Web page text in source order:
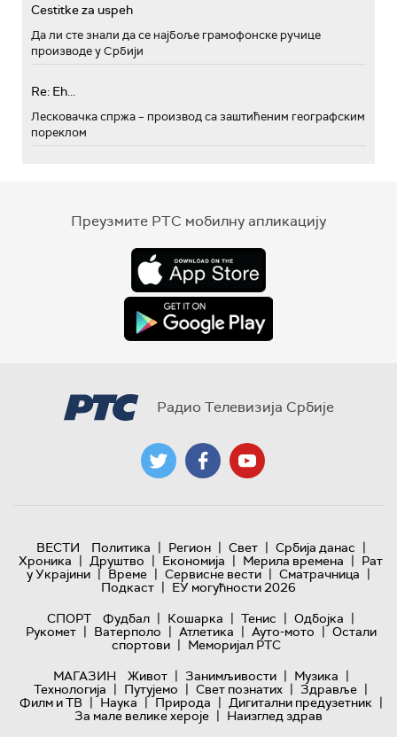
Cestitke za uspeh
Да ли сте знали да се најбоље грамофонске ручице
производе у Србији
Re: Eh...
Лесковачка спржа – производ са заштићеним географским
пореклом
Преузмите РТС мобилну апликацију
Радио Телевизија Србије
ВЕСТИ Политика | Регион | Свет | Србија данас |
Хроника | Друштво | Економија | Мерила времена | Рат
у Украјини | Време | Сервисне вести | Сматрачница |
Подкаст | ЕУ могућности 2026
СПОРТ
Фудбал | Кошарка | Тенис | Одбојка |
Рукомет | Ватерполо | Атлетика | Ауто-мото | Остали
спортови | Меморијал РТС
МАГАЗИН
Живот | Занимљивости | Музика |
Технологијa | Путујемо | Свет познатих | Здравље |
Филм и ТВ | Наука | Природа | Дигитални предузетник |
За мале велике хероје | Наизглед здрав